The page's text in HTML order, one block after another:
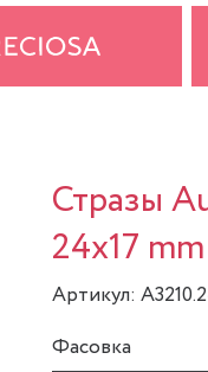
Стразы
24x17
Артикул:
Фасовка